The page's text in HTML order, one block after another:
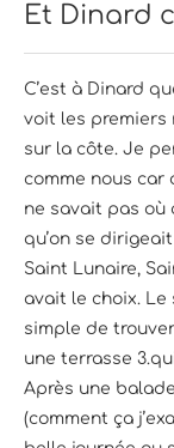
Et Dinard
C’est à Dinard
voit les premiers
sur la côte. Je
comme nous car
ne savait pas où
qu’on se
Saint Lunaire,
avait le choix. Le
simple de
une terrasse
Après une
(comment ça